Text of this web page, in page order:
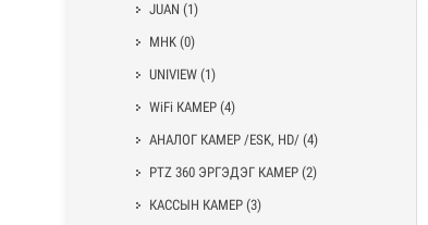
JUAN (1)
MHK (0)
UNIVIEW (1)
WiFi КАМЕР (4)
АНАЛОГ КАМЕР /ESK, HD/ (4)
PTZ 360 ЭРГЭДЭГ КАМЕР (2)
КАССЫН КАМЕР (3)